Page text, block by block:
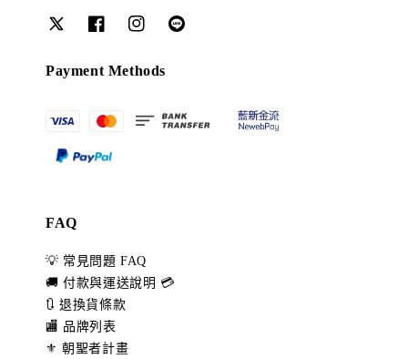
Payment Methods
FAQ
💡 常見問題 FAQ
🚚 付款與運送說明 💳
🔃 退換貨條款
🏬 品牌列表
⚜️ 朝聖者計畫